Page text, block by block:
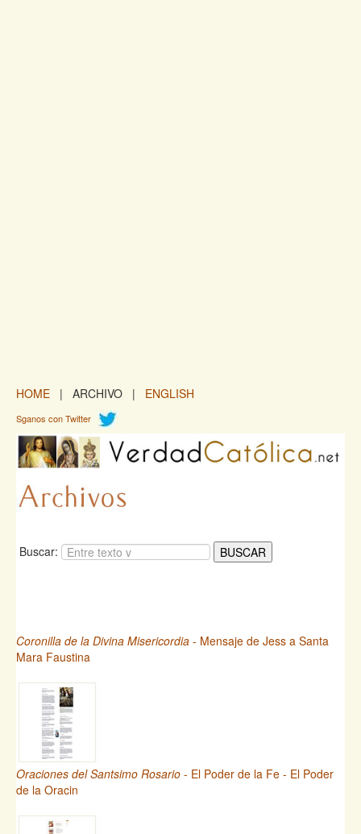
HOME | ARCHIVO | ENGLISH
Sganos con Twitter
Buscar:
Coronilla de la Divina Misericordia - Mensaje de Jess a Santa
Mara Faustina
Oraciones del Santsimo Rosario - El Poder de la Fe - El Poder
de la Oracin